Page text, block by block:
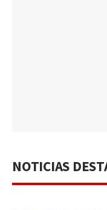
NOTICIAS